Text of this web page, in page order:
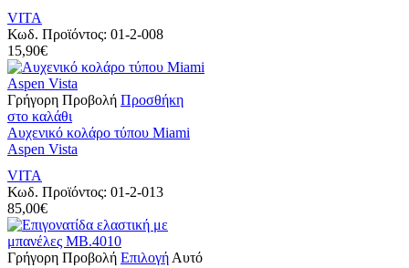
VITA
Κωδ. Προϊόντος: 01-2-008
15,90€
Γρήγορη Προβολή Προσθήκη
στο καλάθι
Αυχενικό κολάρο τύπου Miami
Aspen Vista
VITA
Κωδ. Προϊόντος: 01-2-013
85,00€
Γρήγορη Προβολή Επιλογή Αυτό